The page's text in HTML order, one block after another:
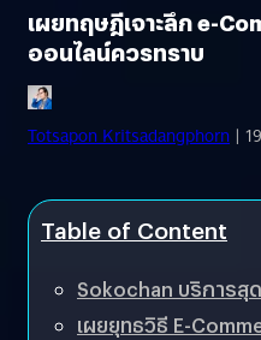
เผยทฤษฎีเจาะลึก e-
ออนไลน์ควรทราบ
Totsapon Kritsadangphorn |
Table of Content
Sokochan บริการสุ
เผยยุทธวิธี E-